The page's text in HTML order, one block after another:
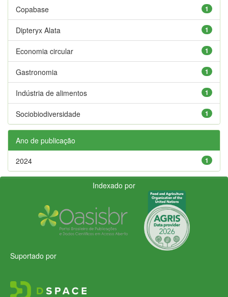
1
Copabase
1
Dipteryx Alata
1
Economia circular
1
Gastronomia
1
Indústria de alimentos
1
Sociobiodiversidade
Ano de publicação
1
2024
Indexado por
Suportado por